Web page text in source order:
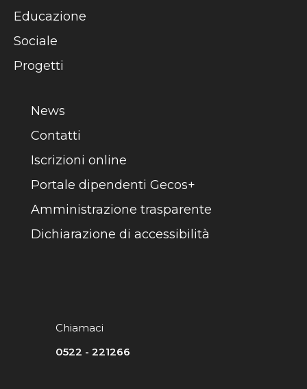
Educazione
Sociale
Progetti
News
Contatti
Iscrizioni online
Portale dipendenti Gecos+
Amministrazione trasparente
Dichiarazione di accessibilità
Chiamaci
0522 - 221266